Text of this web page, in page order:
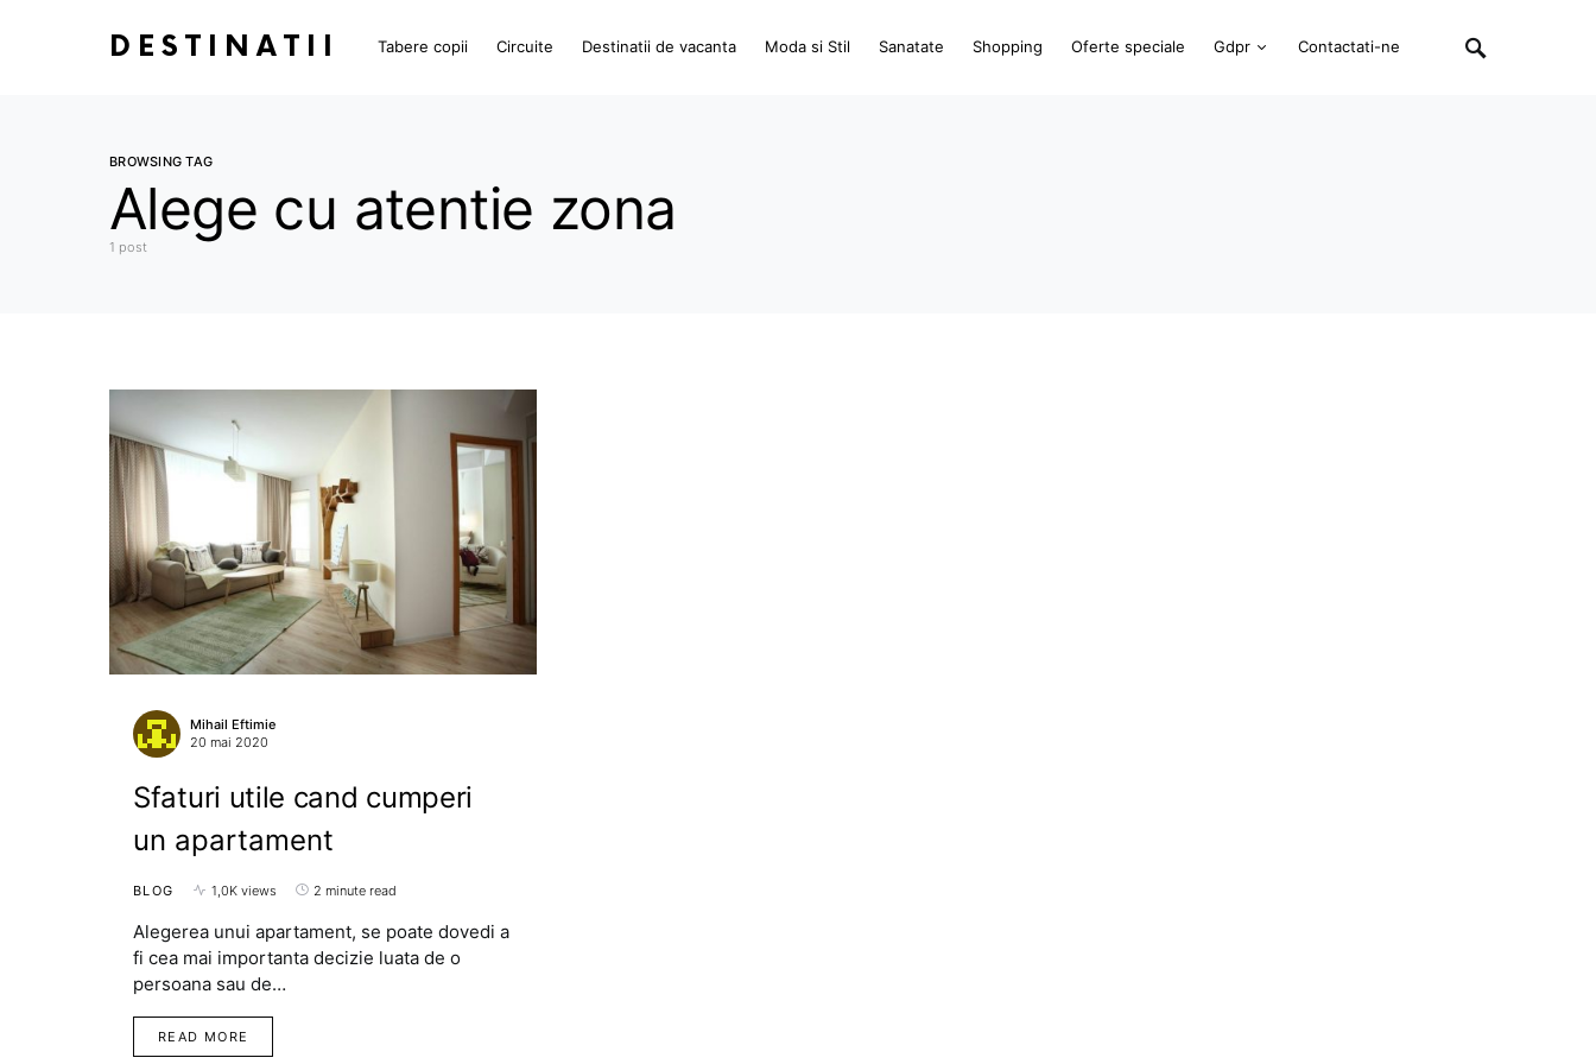
DESTINATII Tabere copii Circuite Destinatii de vacanta Moda si Stil Sanatate Shopping Oferte speciale Gdpr Contactati-ne
BROWSING TAG
Alege cu atentie zona
1 post
Mihail Eftimie
20 mai 2020
Sfaturi utile cand cumperi
un apartament
BLOG 1,0K views 2 minute read
Alegerea unui apartament, se poate dovedi a
fi cea mai importanta decizie luata de o
persoana sau de…
READ MORE